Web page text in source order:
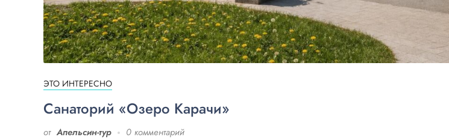
ЭТО ИНТЕРЕСНО
Санаторий «Озеро Карачи»
от Апельсин-тур 0 комментарий